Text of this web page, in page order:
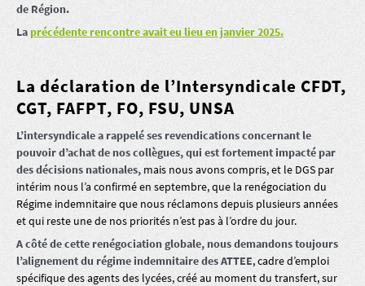
de Région.
Laprécédente rencontre avait eu lieu en janvier 2025.
La déclaration de l’Intersyndicale CFDT,
CGT, FAFPT, FO, FSU, UNSA
L’intersyndicale a rappelé ses revendications concernant le
pouvoir d’achat de nos collègues, qui est fortement impacté par
des décisions nationales, mais nous avons compris, et le DGS par
intérim nous l’a confirmé en septembre, que la renégociation du
Régime indemnitaire que nous réclamons depuis plusieurs années
et qui reste une de nos priorités n’est pas à l’ordre du jour.
A côté de cette renégociation globale, nous demandons toujours
l’alignement du régime indemnitaire des ATTEE, cadre d’emploi
spécifique des agents des lycées, créé au moment du transfert, sur